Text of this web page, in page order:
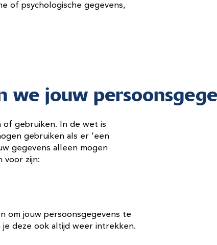
of psychologische gegevens,
we jouw
of gebruiken. In de wet is
gebruiken als er ‘een
gegevens alleen mogen
voor zijn:
om jouw persoonsgegevens te
deze ook altijd weer intrekken.